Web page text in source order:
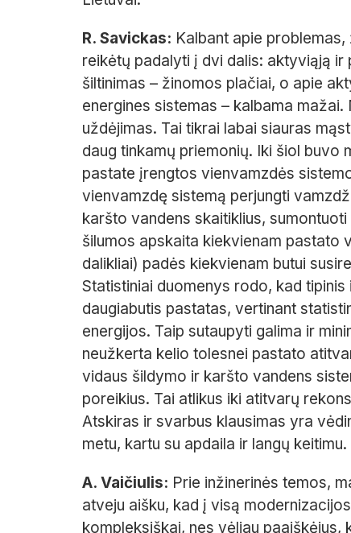
R. Savickas: Kalbant apie
reikėtų padalyti į dvi dalis: aktyviąją
šiltinimas – žinomos plačiai, o apie
energines sistemas – kalbama
uždėjimas. Tai tikrai labai siauras
daug tinkamų priemonių. Iki šiol buvo
pastate įrengtos vienvamzdės
vienvamzdę sistemą perjungti
karšto vandens skaitiklius,
šilumos apskaita kiekvienam pastato
dalikliai) padės kiekvienam butui
Statistiniai duomenys rodo, kad
daugiabutis pastatas, vertinant
energijos. Taip sutaupyti galima ir
neužkerta kelio tolesnei pastato
vidaus šildymo ir karšto vandens
poreikius. Tai atlikus iki atitvarų
Atskiras ir svarbus klausimas yra
metu, kartu su apdaila ir langų keitimu.
A. Vaičiulis: Prie inžinerinės temos,
atveju aišku, kad į visą
kompleksiškai, nes vėliau